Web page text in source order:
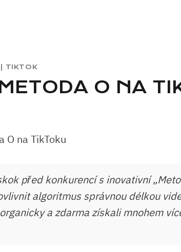
TIKTOK
O NA
před konkurencí s inovativní
algoritmus správnou délkou
a zdarma získali mnohem